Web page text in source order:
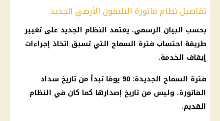
تفاصيل نظام فاتورة التليفون الأرضي الجديد
بحسب البيان الرسمي، يعتمد النظام الجديد على تغيير
طريقة احتساب فترة السماح التي تسبق اتخاذ إجراءات
إيقاف الخدمة.
فترة السماح الجديدة: 90 يومًا تبدأ من تاريخ سداد
الفاتورة، وليس من تاريخ إصدارها كما كان في النظام
القديم.